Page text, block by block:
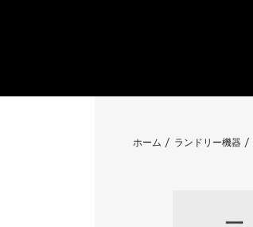
ホーム ランドリー機器